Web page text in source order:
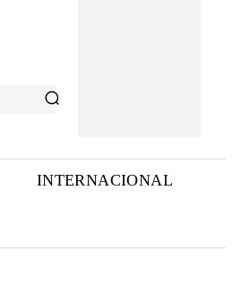
INTERNACIONAL